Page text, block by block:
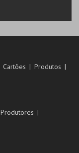
Cartões
Produtos
Produtores